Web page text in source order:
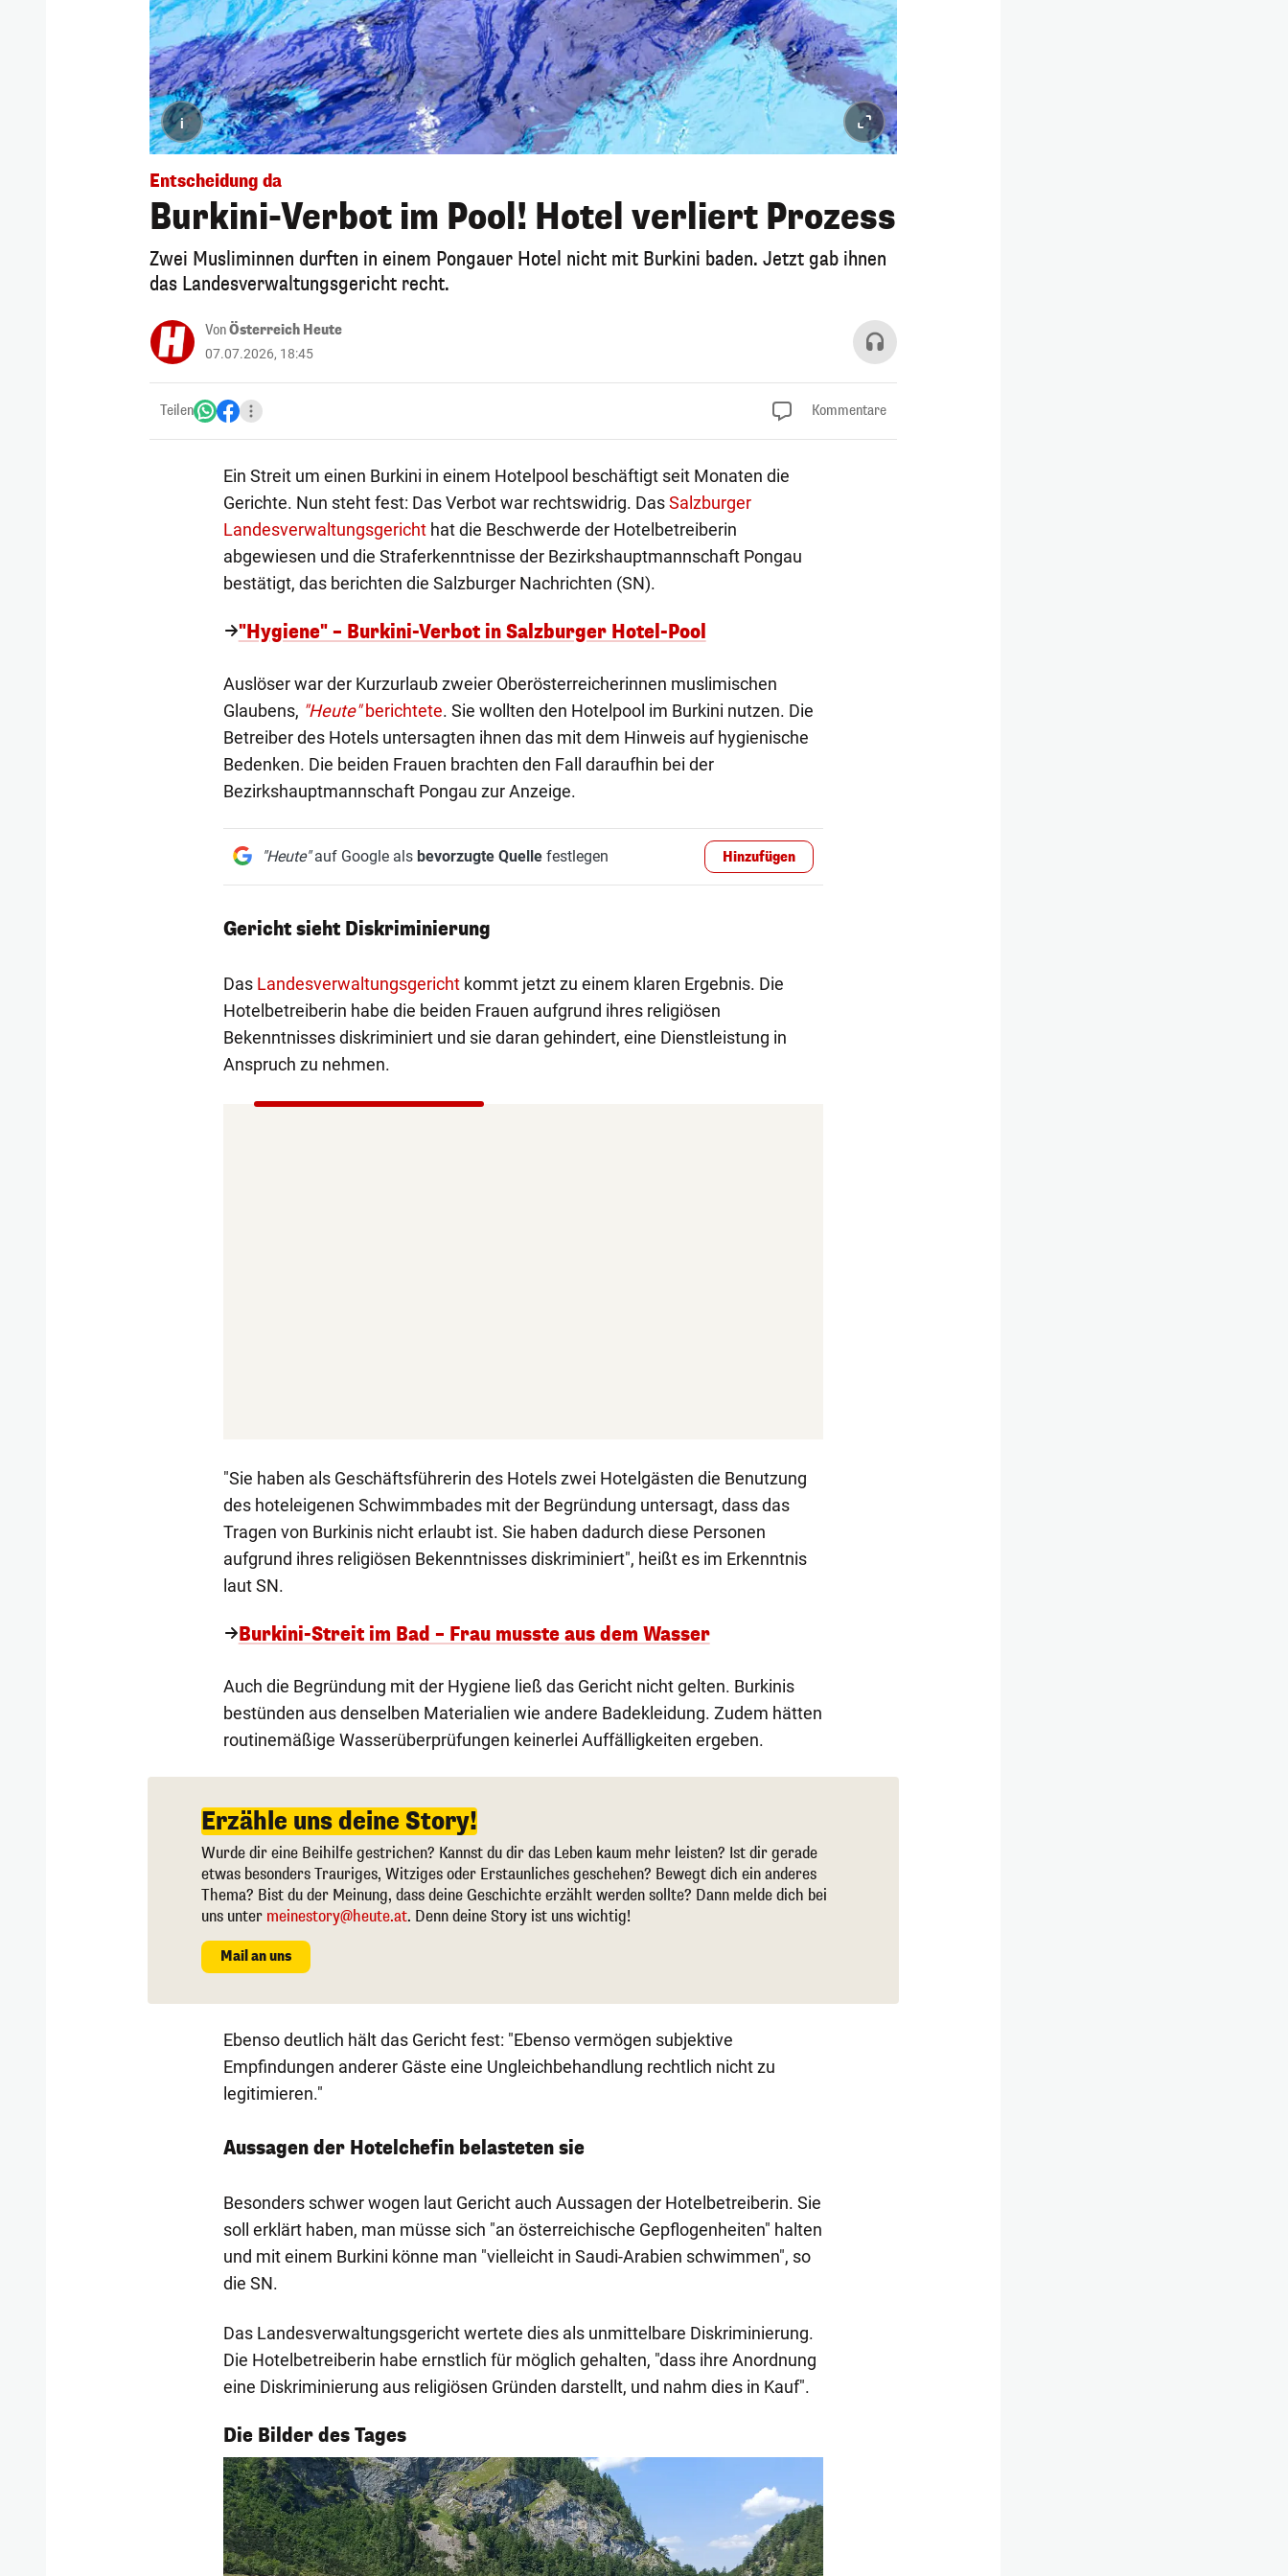
i
Entscheidung da
Burkini-Verbot im Pool! Hotel verliert Prozess
Zwei Musliminnen durften in einem Pongauer Hotel nicht mit Burkini baden. Jetzt gab ihnen
das Landesverwaltungsgericht recht.
VonÖsterreich Heute
07.07.2026, 18:45
Teilen Kommentare
Ein Streit um einen Burkini in einem Hotelpool beschäftigt seit Monaten die
Gerichte. Nun steht fest: Das Verbot war rechtswidrig. DasSalzburger
Landesverwaltungsgerichthat die Beschwerde der Hotelbetreiberin
abgewiesen und die Straferkenntnisse der Bezirkshauptmannschaft Pongau
bestätigt, das berichten die Salzburger Nachrichten (SN).
"Hygiene" – Burkini-Verbot in Salzburger Hotel-Pool
Auslöser war der Kurzurlaub zweier Oberösterreicherinnen muslimischen
Glaubens, "Heute"berichtete. Sie wollten den Hotelpool im Burkini nutzen. Die
Betreiber des Hotels untersagten ihnen das mit dem Hinweis auf hygienische
Bedenken. Die beiden Frauen brachten den Fall daraufhin bei der
Bezirkshauptmannschaft Pongau zur Anzeige.
"Heute"auf Google als bevorzugte Quellefestlegen Hinzufügen
Gericht sieht Diskriminierung
Das Landesverwaltungsgerichtkommt jetzt zu einem klaren Ergebnis. Die
Hotelbetreiberin habe die beiden Frauen aufgrund ihres religiösen
Bekenntnisses diskriminiert und sie daran gehindert, eine Dienstleistung in
Anspruch zu nehmen.
"Sie haben als Geschäftsführerin des Hotels zwei Hotelgästen die Benutzung
des hoteleigenen Schwimmbades mit der Begründung untersagt, dass das
Tragen von Burkinis nicht erlaubt ist. Sie haben dadurch diese Personen
aufgrund ihres religiösen Bekenntnisses diskriminiert", heißt es im Erkenntnis
laut SN.
Burkini-Streit im Bad – Frau musste aus dem Wasser
Auch die Begründung mit der Hygiene ließ das Gericht nicht gelten. Burkinis
bestünden aus denselben Materialien wie andere Badekleidung. Zudem hätten
routinemäßige Wasserüberprüfungen keinerlei Auffälligkeiten ergeben.
Erzähle uns deine Story!
Wurde dir eine Beihilfe gestrichen? Kannst du dir das Leben kaum mehr leisten? Ist dir gerade
etwas besonders Trauriges, Witziges oder Erstaunliches geschehen? Bewegt dich ein anderes
Thema? Bist du der Meinung, dass deine Geschichte erzählt werden sollte? Dann melde dich bei
uns unter meinestory@heute.at. Denn deine Story ist uns wichtig!
Mail an uns
Ebenso deutlich hält das Gericht fest: "Ebenso vermögen subjektive
Empfindungen anderer Gäste eine Ungleichbehandlung rechtlich nicht zu
legitimieren."
Aussagen der Hotelchefin belasteten sie
Besonders schwer wogen laut Gericht auch Aussagen der Hotelbetreiberin. Sie
soll erklärt haben, man müsse sich "an österreichische Gepflogenheiten" halten
und mit einem Burkini könne man "vielleicht in Saudi-Arabien schwimmen", so
die SN.
Das Landesverwaltungsgericht wertete dies als unmittelbare Diskriminierung.
Die Hotelbetreiberin habe ernstlich für möglich gehalten, "dass ihre Anordnung
eine Diskriminierung aus religiösen Gründen darstellt, und nahm dies in Kauf".
Die Bilder des Tages
1/55